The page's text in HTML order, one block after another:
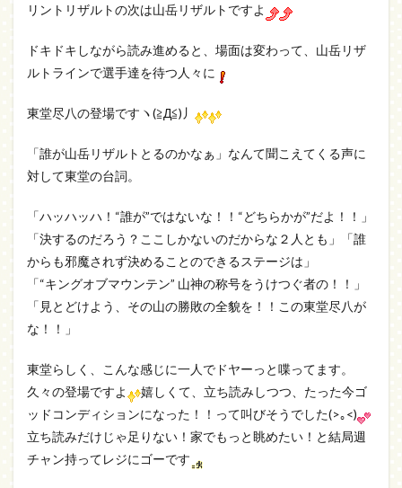
リントリザルトの次は山岳リザルトですよ
ドキドキしながら読み進めると、場面は変わって、山岳リザ
ルトラインで選手達を待つ人々に
東堂尽八の登場ですヽ(≧Д≦)丿
「誰が山岳リザルトとるのかなぁ」なんて聞こえてくる声に
対して東堂の台詞。
「ハッハッハ！“誰が”ではないな！！“どちらかが”だよ！！」
「決するのだろう？ここしかないのだからな２人とも」「誰
からも邪魔されず決めることのできるステージは」
「“キングオブマウンテン” 山神の称号をうけつぐ者の！！」
「見とどけよう、その山の勝敗の全貌を！！この東堂尽八が
な！！」
東堂らしく、こんな感じに一人でドヤーっと喋ってます。
久々の登場ですよ
嬉しくて、立ち読みしつつ、たった今ゴ
ッドコンディションになった！！って叫びそうでした(>｡<)
立ち読みだけじゃ足りない！家でもっと眺めたい！と結局週
チャン持ってレジにゴーです